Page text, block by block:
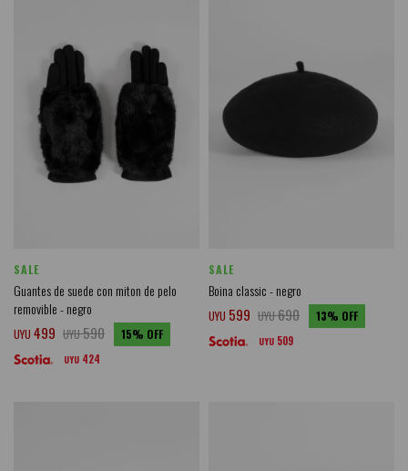
SALE
Guantes de suede con miton de pelo
removible - negro
UYU 499 UYU590 15
UYU 424
SALE
Boina classic - negro
UYU 599 UYU690 13
UYU 509